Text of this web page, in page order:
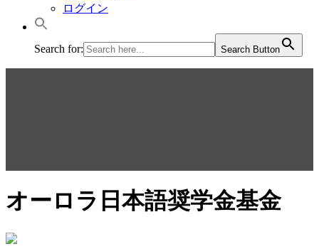
ログイン
Search for: Search Button
オーロラ日本語奨学金基金